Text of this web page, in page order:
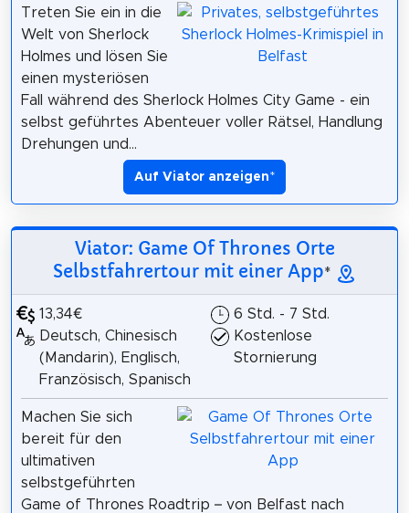
Treten Sie ein in die
Welt von Sherlock
Holmes und lösen Sie
einen mysteriösen
Fall während des Sherlock Holmes City Game - ein
selbst geführtes Abenteuer voller Rätsel, Handlung
Drehungen und...
Auf Viator anzeigen*
Viator: Game Of Thrones Orte
Selbstfahrertour mit einer App*
13,34€
Deutsch, Chinesisch
(Mandarin), Englisch,
Französisch, Spanisch
6 Std. - 7 Std.
Kostenlose
Stornierung
Machen Sie sich
bereit für den
ultimativen
selbstgeführten
Game of Thrones Roadtrip – von Belfast nach